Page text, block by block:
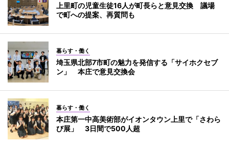
上里町の児童生徒16人が町長らと意見交換 議場
で町への提案、再質問も
暮らす・働く
埼玉県北部7市町の魅力を発信する「サイホクセブ
ン」 本庄で意見交換会
暮らす・働く
本庄第一中高美術部がイオンタウン上里で「さわら
び展」 3日間で500人超